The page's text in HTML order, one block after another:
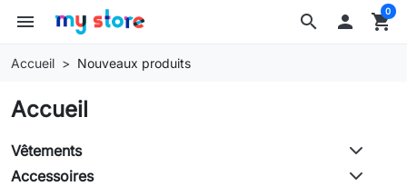
search
menu  shopping_cart
0
Accueil Nouveaux produits
Accueil
Vêtements
Accessoires